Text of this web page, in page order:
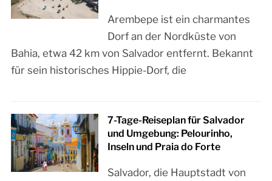
Arembepe ist ein charmantes
Dorf an der Nordküste von
Bahia, etwa 42 km von Salvador entfernt. Bekannt
für sein historisches Hippie-Dorf, die
7-Tage-Reiseplan für Salvador
und Umgebung: Pelourinho,
Inseln und Praia do Forte
Salvador, die Hauptstadt von